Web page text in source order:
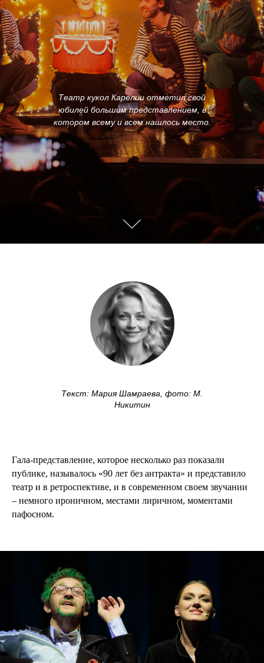
Театр кукол Карелии отметил свой
юбилей большим представлением, в
котором всему и всем нашлось место.
Текст: Мария Шамраева, фото: М.
Никитин
Гала-представление, которое несколько раз показали
публике, называлось «90 лет без антракта» и представило
театр и в ретроспективе, и в современном своем звучании
– немного ироничном, местами лиричном, моментами
пафосном.